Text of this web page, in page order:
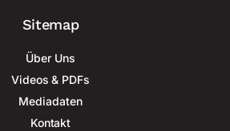
Sitemap
Über Uns
Videos & PDFs
Mediadaten
Kontakt